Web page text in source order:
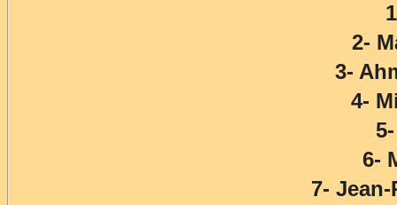
2-
3-
4-
6-
7-